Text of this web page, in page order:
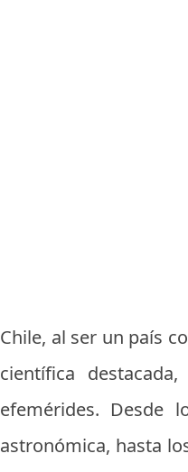
Chile, al ser un país
científica
efemérides. Desde
astronómica, hasta